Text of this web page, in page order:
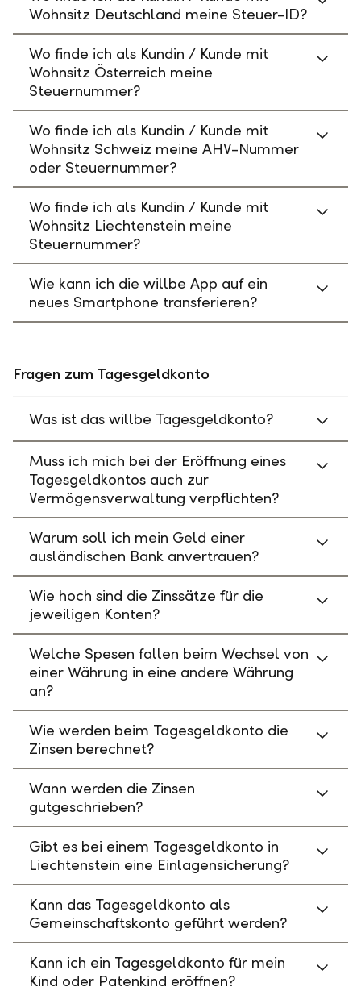
Wohnsitz Deutschland meine Steuer-ID?
Wo finde ich als Kundin / Kunde mit
Wohnsitz Österreich meine
Steuernummer?
Wo finde ich als Kundin / Kunde mit
Wohnsitz Schweiz meine AHV-Nummer
oder Steuernummer?
Wo finde ich als Kundin / Kunde mit
Wohnsitz Liechtenstein meine
Steuernummer?
Wie kann ich die willbe App auf ein
neues Smartphone transferieren?
Fragen zum Tagesgeldkonto
Was ist das willbe Tagesgeldkonto?
Muss ich mich bei der Eröffnung eines
Tagesgeldkontos auch zur
Vermögensverwaltung verpflichten?
Warum soll ich mein Geld einer
ausländischen Bank anvertrauen?
Wie hoch sind die Zinssätze für die
jeweiligen Konten?
Welche Spesen fallen beim Wechsel von
einer Währung in eine andere Währung
an?
Wie werden beim Tagesgeldkonto die
Zinsen berechnet?
Wann werden die Zinsen
gutgeschrieben?
Gibt es bei einem Tagesgeldkonto in
Liechtenstein eine Einlagensicherung?
Kann das Tagesgeldkonto als
Gemeinschaftskonto geführt werden?
Kann ich ein Tagesgeldkonto für mein
Kind oder Patenkind eröffnen?